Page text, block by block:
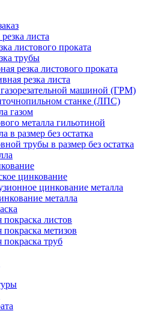
листа
листового проката
трубы
резка листового проката
резка листа
газорезательной машиной (ГРМ)
станке (ЛПС)
газом
металла гильотиной
в размер без остатка
трубы в размер без остатка
цинкование
цинкование металла
металла
листов
метизов
труб